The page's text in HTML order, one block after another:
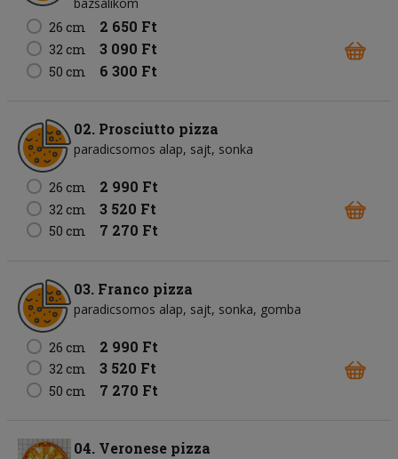
26 cm
2 650 Ft
32 cm 3 090 Ft
50 cm 6 300 Ft
02. Prosciutto pizza
paradicsomos alap sajt sonka
26 cm 2 990 Ft
32 cm 3 520 Ft
50 cm 7 270 Ft
03. Franco pizza
paradicsomos alap sajt sonka gomba
26 cm 2 990 Ft
32 cm 3 520 Ft
50 cm 7 270 Ft
04. Veronese pizza